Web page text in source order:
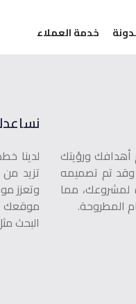
خدمة العملاء
ورؤيتك
وقد تم تصميمه
لمشروعك، مما
المطروحة.
لدينا
تزيد
وتعزز
موقعك
البحث